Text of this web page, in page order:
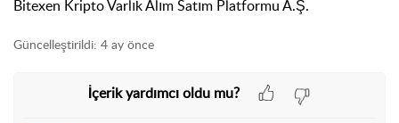
Bitexen Kripto Varlık Alım Satım Platformu A.Ş.
Güncelleştirildi: 4 ay önce
İçerik yardımcı oldu mu?